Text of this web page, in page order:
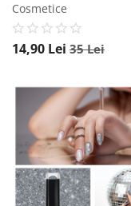
Cosmetice
14,90 Lei 35Lei